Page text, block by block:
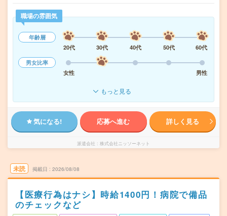
職場の雰囲気
年齢層
20代
30代 40代 50代
60代
男女比率
女性
男性
もっと見る
気になる! 応募へ進む 詳しく見る
派遣会社 株式会社ニッソーネット
未読 掲載日 2026/08/08
【医療行為はナシ】時給1400円！病院で備品
のチェックなど